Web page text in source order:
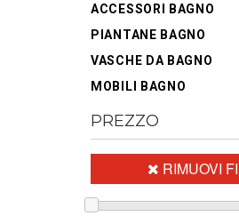
ACCESSORI BAGNO
PIANTANE BAGNO
VASCHE DA BAGNO
MOBILI BAGNO
PREZZO
RIMUOVI